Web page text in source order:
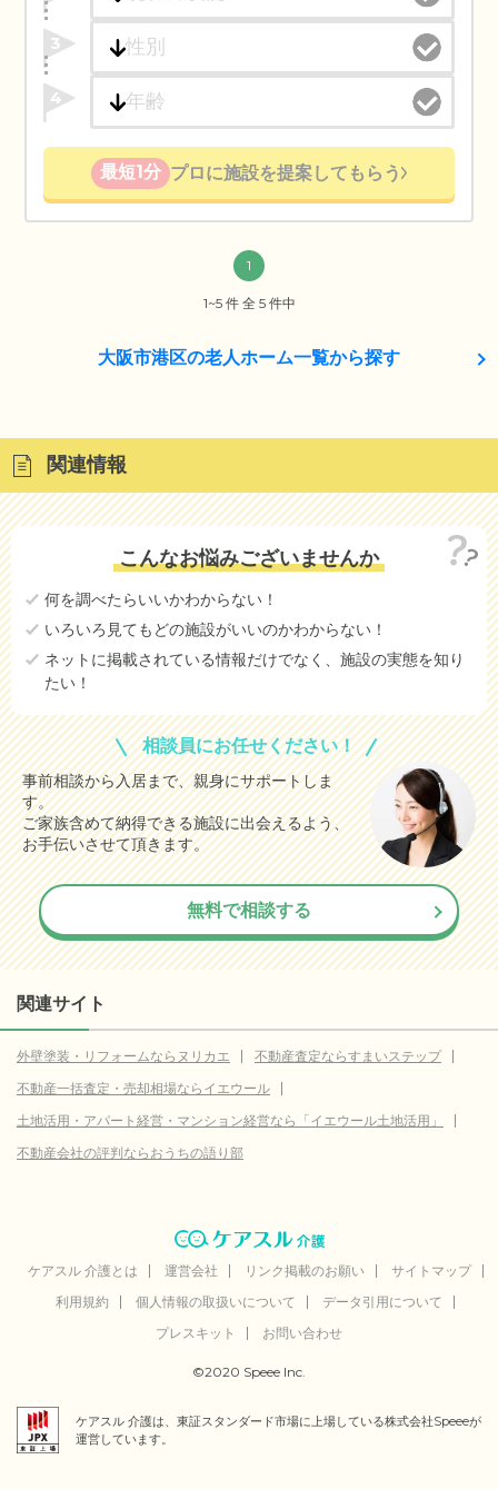
3
4
最短1分 プロに施設を提案してもらう
1
1~5 件 全 5 件中
大阪市港区の老人ホーム一覧から探す
関連情報
こんなお悩みございませんか
何を調べたらいいかわからない！
いろいろ見てもどの施設がいいのかわからない！
ネットに掲載されている情報だけでなく、施設の実態を知り
たい！
相談員にお任せください！
事前相談から入居まで、親身にサポートしま
す。
ご家族含めて納得できる施設に出会えるよう、
お手伝いさせて頂きます。
無料で相談する
関連サイト
外壁塗装・リフォームならヌリカエ
不動産査定ならすまいステップ
不動産一括査定・売却相場ならイエウール
土地活用・アパート経営・マンション経営なら「イエウール土地活用」
不動産会社の評判ならおうちの語り部
ケアスル 介護とは 運営会社 リンク掲載のお願い
サイトマップ
利用規約
個人情報の取扱いについて
データ引用について
プレスキット
お問い合わせ
©2020 Speee Inc.
ケアスル 介護は、東証スタンダード市場に上場している株式会社Speeeが
運営しています。